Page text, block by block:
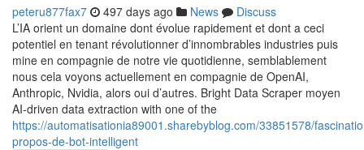
peteru877fax7 497 days ago News
Discuss
L’IA orient un domaine dont évolue rapidement et dont a ceci
potentiel en tenant révolutionner d’innombrables industries puis
mine en compagnie de notre vie quotidienne, semblablement
nous cela voyons actuellement en compagnie de OpenAI,
Anthropic, Nvidia, alors oui d’autres. Bright Data Scraper moyen
AI-driven data extraction with one of the
https://automatisationia89001.sharebyblog.com/33851578/
propos-de-bot-intelligent